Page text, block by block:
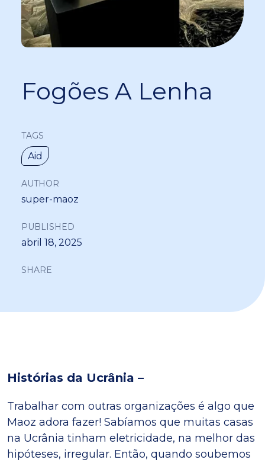
Fogões A Lenha
TAGS
Aid
AUTHOR
super-maoz
PUBLISHED
abril 18, 2025
SHARE
Histórias da Ucrânia –
Trabalhar com outras organizações é algo que
Maoz adora fazer! Sabíamos que muitas casas
na Ucrânia tinham eletricidade, na melhor das
hipóteses, irregular. Então, quando soubemos